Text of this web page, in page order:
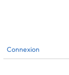
Connexion